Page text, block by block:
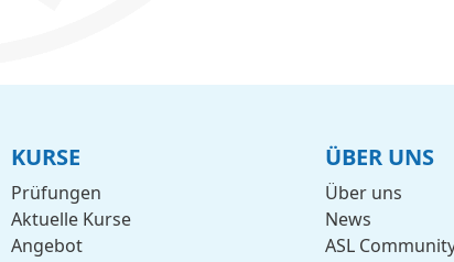
KURSE
Prüfungen
Aktuelle Kurse
Angebot
ÜBER UNS
Über uns
News
ASL